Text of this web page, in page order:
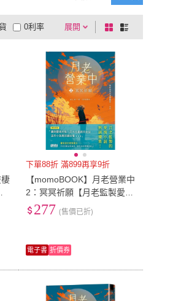
版(1)
(6)
南方家園(1)
釀出版(1)
商周( 6)
天空數位(1)
白象文化(3)
集合出版(1)
展開
購物
0利率
棋
盤
列
棲
下單88折 滿899再享9折
【momoBOOK】月老營業中
2：冥冥祈願【月老監製愛情
小說續作】(電子書)
277 (售價已折)
電子書 折價券